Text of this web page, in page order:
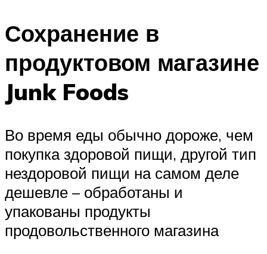
Сохранение в
продуктовом магазине
Junk Foods
Во время еды обычно дороже, чем
покупка здоровой пищи, другой тип
нездоровой пищи на самом деле
дешевле – обработаны и
упакованы продукты
продовольственного магазина